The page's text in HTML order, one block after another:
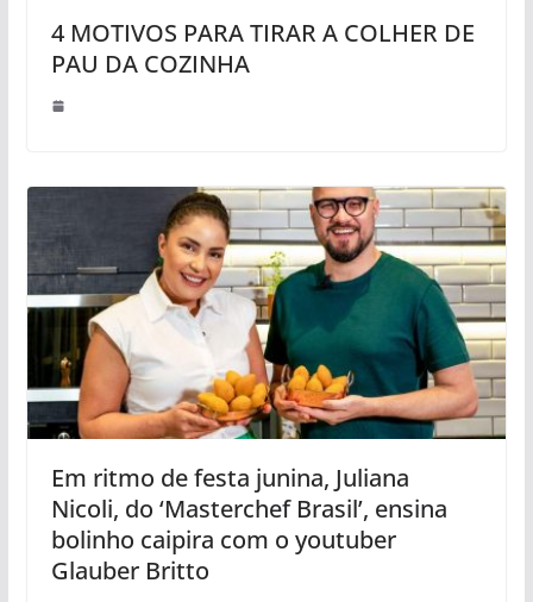
4 MOTIVOS PARA TIRAR A COLHER DE
PAU DA COZINHA
Em ritmo de festa junina, Juliana
Nicoli, do ‘Masterchef Brasil’, ensina
bolinho caipira com o youtuber
Glauber Britto